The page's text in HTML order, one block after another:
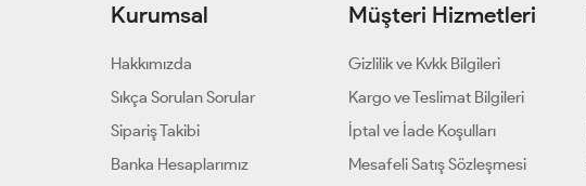
Kurumsal
Hakkımızda
Sıkça Sorulan Sorular
Sipariş Takibi
Banka Hesaplarımız
Müşteri Hizmetleri
Gizlilik ve Kvkk Bilgileri
Kargo ve Teslimat Bilgileri
İptal ve İade Koşulları
Mesafeli Satış Sözleşmesi